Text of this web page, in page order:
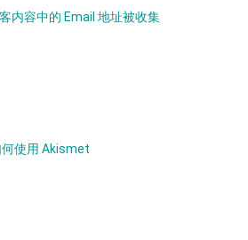
内容中的 Email 地址被收集
使用 Akismet